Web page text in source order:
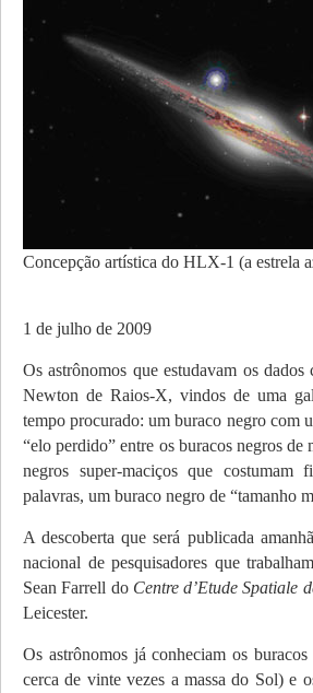
Concepção artística do HLX-1 (a estrela
1 de julho de 2009
Os astrônomos que estudavam os
Newton de Raios-X, vindos de uma
tempo procurado: um buraco negro com
“elo perdido” entre os buracos negros de
negros super-maciços que
palavras, um buraco negro de “tamanho
A descoberta que será publicada
nacional de pesquisadores que
Sean Farrell do Centre d’Etude Spatiale
Leicester.
Os astrônomos já conheciam os
cerca de vinte vezes a massa do Sol) e